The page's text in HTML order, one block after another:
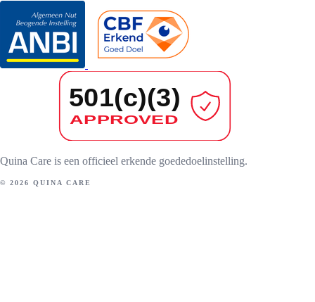
Quina Care is een officieel erkende goededoelinstelling.
© 2026 QUINA CARE